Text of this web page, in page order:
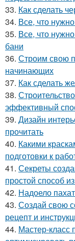
33. Как сделать
34. Все, что
35. Все, что
бани
36. Строим свою
начинающих
37. Как сделать
38.
эффективный
39. Дизайн
прочитать
40. Какими
подготовки к
41. Секреты
простой способ
42. Надоело
43. Создай свою
рецепт и
44. Мастер-класс